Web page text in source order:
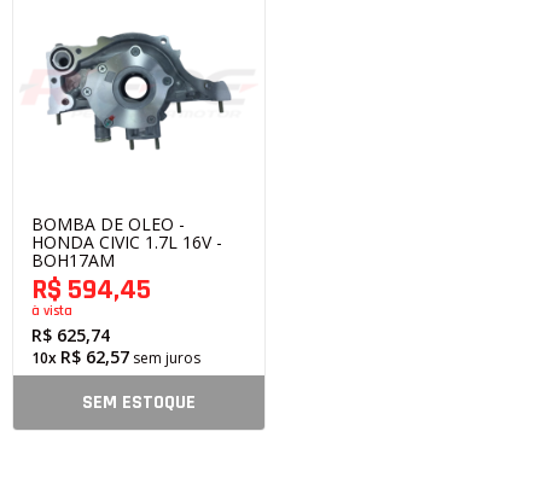
BOMBA DE OLEO -
HONDA CIVIC 1.7L 16V -
BOH17AM
R$ 625,74
R$ 594,45
à vista
10x R$ 62,57 sem juros
SEM ESTOQUE